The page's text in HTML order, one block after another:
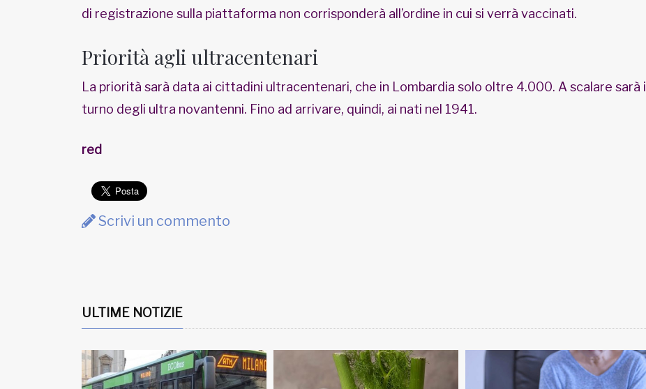
di registrazione sulla piattaforma non corrisponderà all’ordine in cui si verrà vaccinati.
Priorità agli ultracentenari
La priorità sarà data ai cittadini ultracentenari, che in Lombardia solo oltre 4.000. A scalare sarà il
turno degli ultra novantenni. Fino ad arrivare, quindi, ai nati nel 1941.
red
Scrivi un commento
ULTIME NOTIZIE